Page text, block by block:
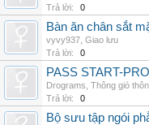
Trả lời:
0
Bàn ăn chân sắt
vyvy937 Giao lưu
Trả lời:
0
PASS START-
Drograms Thông gió
Trả lời:
0
Bộ sưu tập ngói